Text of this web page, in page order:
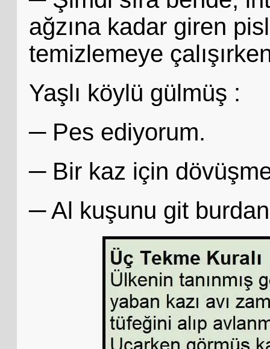
ağzına kadar giren
temizlemeye
Yaşlı köylü gülmüş :
─ Pes ediyorum.
─ Bir kaz için
─ Al kuşunu git